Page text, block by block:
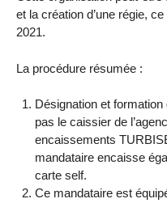
et la création d’une régie,
2021.
La procédure résumée :
Désignation et formation
pas le caissier de
encaissements
mandataire encaisse
carte self.
Ce mandataire est